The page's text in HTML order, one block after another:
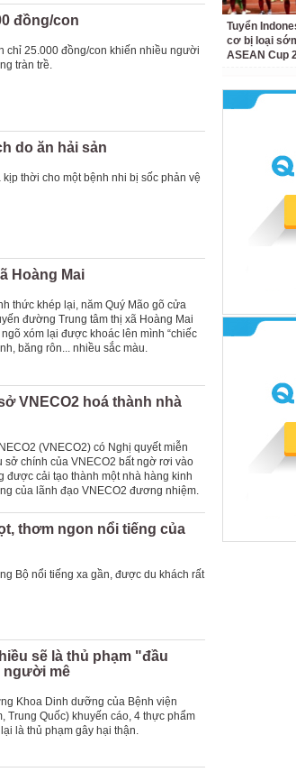
đồng/con
chỉ 25.000 đồng/con khiến nhiều người
tràn trề.
do ăn hải sản
thời cho một bệnh nhi bị sốc phản vệ
Hoàng Mai
thức khép lại, năm Quý Mão gõ cửa
đường Trung tâm thị xã Hoàng Mai
xóm lại được khoác lên mình “chiếc
băng rôn... nhiều sắc màu.
VNECO2 hoá thành nhà
(VNECO2) có Nghị quyết miễn
chính của VNECO2 bất ngờ rơi vào
được cải tạo thành một nhà hàng kinh
của lãnh đạo VNECO2 đương nhiệm.
thơm ngon nổi tiếng của
Bộ nổi tiếng xa gần, được du khách rất
sẽ là thủ phạm "đầu
người mê
Khoa Dinh dưỡng của Bệnh viện
Trung Quốc) khuyến cáo, 4 thực phẩm
là thủ phạm gây hại thận.
Tuyển
cơ bị loại
ASEAN Cup